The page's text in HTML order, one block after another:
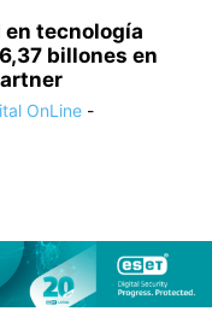
tecnología
billones en
OnLine -